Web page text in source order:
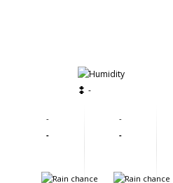
-
-
-
-
-
-
-
-